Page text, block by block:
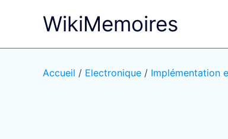
WikiMemoires
Accueil / Electronique / Implémentation